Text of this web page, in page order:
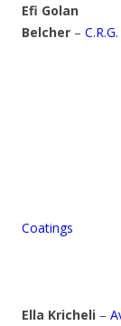
Efi Golan
Belcher –
Yair
Tal
Coatings
Ella Kricheli –